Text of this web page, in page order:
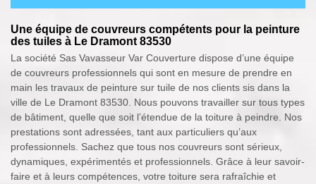
Une équipe de couvreurs compétents pour la peinture
des tuiles à Le Dramont 83530
La société Sas Vavasseur Var Couverture dispose d’une équipe
de couvreurs professionnels qui sont en mesure de prendre en
main les travaux de peinture sur tuile de nos clients sis dans la
ville de Le Dramont 83530. Nous pouvons travailler sur tous types
de bâtiment, quelle que soit l’étendue de la toiture à peindre. Nos
prestations sont adressées, tant aux particuliers qu’aux
professionnels. Sachez que tous nos couvreurs sont sérieux,
dynamiques, expérimentés et professionnels. Grâce à leur savoir-
faire et à leurs compétences, votre toiture sera rafraîchie et